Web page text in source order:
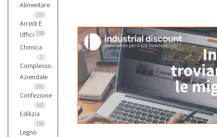
Alimentare
293
Arredi E
Uffici 158
Chimica
2
Complesso
Aziendale
192
Confezione
145
Edilizia
156
Legno